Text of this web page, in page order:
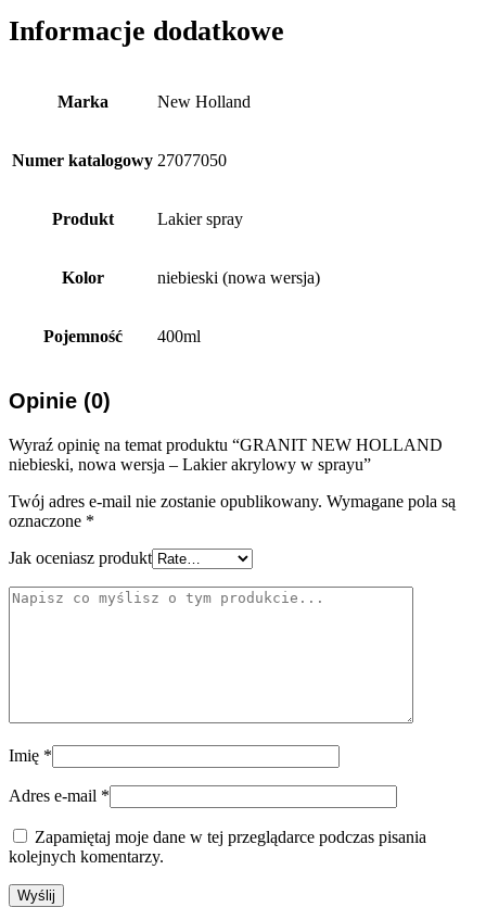
Informacje dodatkowe
Marka New Holland
Numer katalogowy 27077050
Produkt Lakier spray
Kolor niebieski (nowa wersja)
Pojemność 400ml
Opinie (0)
Wyraź opinię na temat produktu “GRANIT NEW HOLLAND
niebieski, nowa wersja – Lakier akrylowy w sprayu”
Twój adres e-mail nie zostanie opublikowany. Wymagane pola są
oznaczone *
Jak oceniasz produkt
Imię *
Adres e-mail *
Zapamiętaj moje dane w tej przeglądarce podczas pisania
kolejnych komentarzy.